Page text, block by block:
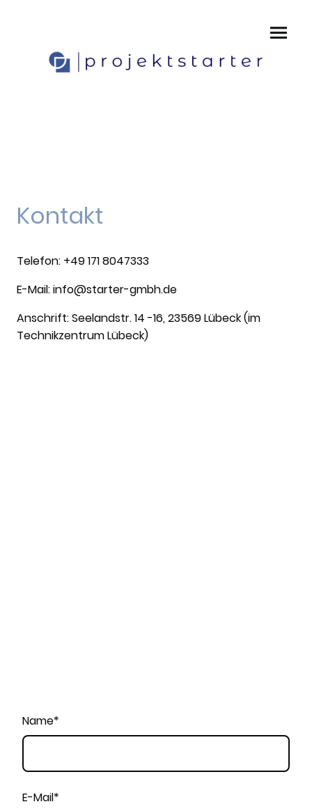
Kontakt
Telefon: +49 171 8047333
E-Mail:info@starter-gmbh.de
Anschrift:Seelandstr. 14 -16, 23569 Lübeck (im
Technikzentrum Lübeck)
Name*
E-Mail*